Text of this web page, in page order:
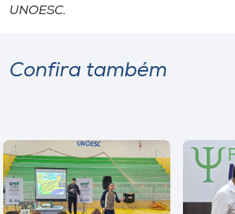
UNOESC.
Confira também